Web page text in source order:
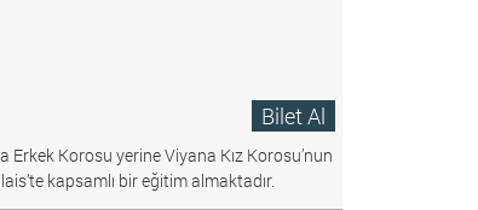
Bilet Al
Erkek Korosu yerine Viyana Kız Korosu’nun
kapsamlı bir eğitim almaktadır.